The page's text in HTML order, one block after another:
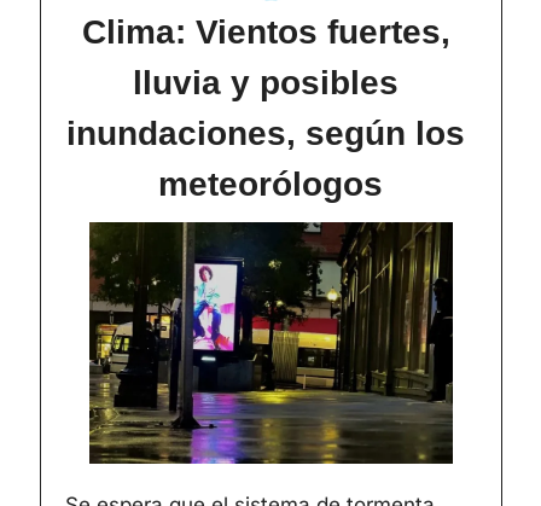
Clima: Vientos fuertes,
lluvia y posibles
inundaciones, según los
meteorólogos